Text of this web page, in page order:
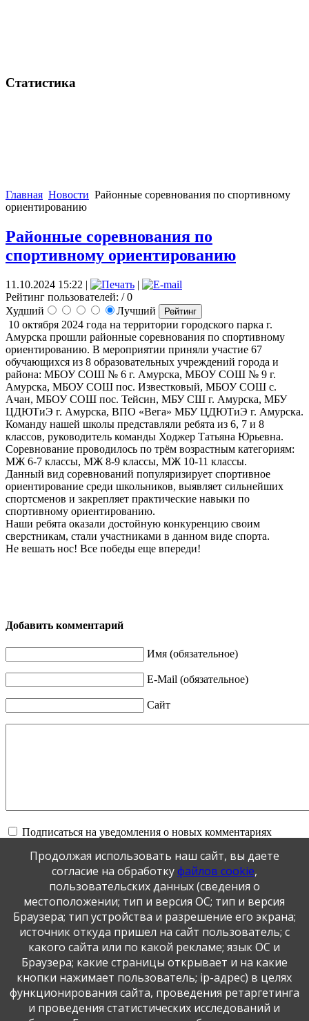
Статистика
Главная Новости Районные соревнования по спортивному
ориентированию
Районные соревнования по
спортивному ориентированию
11.10.2024 15:22 |
|
Рейтинг пользователей: / 0
Худший
Лучший
10 октября 2024 года на территории городского парка г.
Амурска прошли районные соревнования по спортивному
ориентированию. В мероприятии приняли участие 67
обучающихся из 8 образовательных учреждений города и
района: МБОУ СОШ № 6 г. Амурска, МБОУ СОШ № 9 г.
Амурска, МБОУ СОШ пос. Известковый, МБОУ СОШ с.
Ачан, МБОУ СОШ пос. Тейсин, МБУ СШ г. Амурска, МБУ
ЦДЮТиЭ г. Амурска, ВПО «Вега» МБУ ЦДЮТиЭ г. Амурска.
Команду нашей школы представляли ребята из 6, 7 и 8
классов, руководитель команды Ходжер Татьяна Юрьевна.
Соревнование проводилось по трём возрастным категориям:
МЖ 6-7 классы, МЖ 8-9 классы, МЖ 10-11 классы.
Данный вид соревнований популяризирует спортивное
ориентирование среди школьников, выявляет сильнейших
спортсменов и закрепляет практические навыки по
спортивному ориентированию.
Наши ребята оказали достойную конкуренцию своим
сверстникам, стали участниками в данном виде спорта.
Не вешать нос! Все победы еще впереди!
Добавить комментарий
Имя (обязательное)
E-Mail (обязательное)
Сайт
Подписаться на уведомления о новых комментариях
Отправить
JComments
Публикация персональных данных, в том числе
фотографий, производится в соответствии с
Федеральным законом от 27.07.2006 г. № 152-ФЗ " О
персональных данных", с согласия субъекта персональных
данных".
Продолжая использовать наш сайт, вы даете
согласие на обработкуфайлов cookie,
пользовательских данных (сведения о
местоположении; тип и версия ОС; тип и версия
Браузера; тип устройства и разрешение его экрана;
источник откуда пришел на сайт пользователь; с
какого сайта или по какой рекламе; язык ОС и
Браузера; какие страницы открывает и на какие
кнопки нажимает пользователь; ip-адрес) в целях
функционирования сайта, проведения ретаргетинга
и проведения статистических исследований и